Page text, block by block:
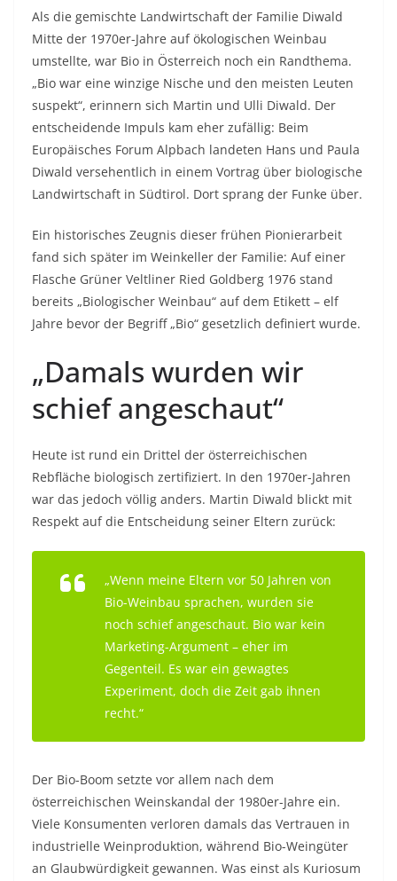
Als die gemischte Landwirtschaft der Familie Diwald
Mitte der 1970er-Jahre auf ökologischen Weinbau
umstellte, war Bio in Österreich noch ein Randthema.
„Bio war eine winzige Nische und den meisten Leuten
suspekt“, erinnern sich Martin und Ulli Diwald. Der
entscheidende Impuls kam eher zufällig: Beim
Europäisches Forum Alpbach landeten Hans und Paula
Diwald versehentlich in einem Vortrag über biologische
Landwirtschaft in Südtirol. Dort sprang der Funke über.
Ein historisches Zeugnis dieser frühen Pionierarbeit
fand sich später im Weinkeller der Familie: Auf einer
Flasche Grüner Veltliner Ried Goldberg 1976 stand
bereits „Biologischer Weinbau“ auf dem Etikett – elf
Jahre bevor der Begriff „Bio“ gesetzlich definiert wurde.
„Damals wurden wir
schief angeschaut“
Heute ist rund ein Drittel der österreichischen
Rebfläche biologisch zertifiziert. In den 1970er-Jahren
war das jedoch völlig anders. Martin Diwald blickt mit
Respekt auf die Entscheidung seiner Eltern zurück:
„Wenn meine Eltern vor 50 Jahren von
Bio-Weinbau sprachen, wurden sie
noch schief angeschaut. Bio war kein
Marketing-Argument – eher im
Gegenteil. Es war ein gewagtes
Experiment, doch die Zeit gab ihnen
recht.“
Der Bio-Boom setzte vor allem nach dem
österreichischen Weinskandal der 1980er-Jahre ein.
Viele Konsumenten verloren damals das Vertrauen in
industrielle Weinproduktion, während Bio-Weingüter
an Glaubwürdigkeit gewannen. Was einst als Kuriosum